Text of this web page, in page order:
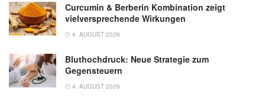
Curcumin & Berberin Kombination zeigt
vielversprechende Wirkungen
4. AUGUST 2026
Bluthochdruck: Neue Strategie zum
Gegensteuern
4. AUGUST 2026